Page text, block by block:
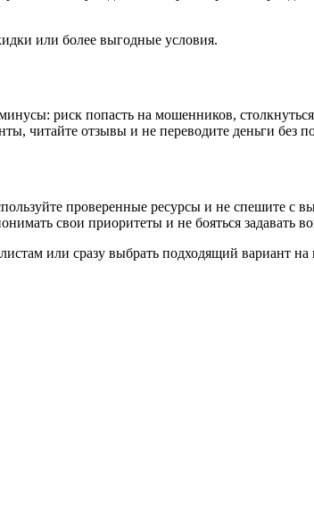
или более выгодные условия.
риск попасть на мошенников,
читайте отзывы и не переводите деньги без
проверенные ресурсы и не спешите
свои приоритеты и не бояться задавать
или сразу выбрать подходящий вариант